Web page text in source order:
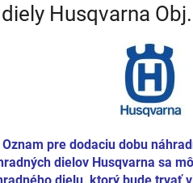
Husqvarna
pre dodaciu dobu
dielov Husqvarna sa